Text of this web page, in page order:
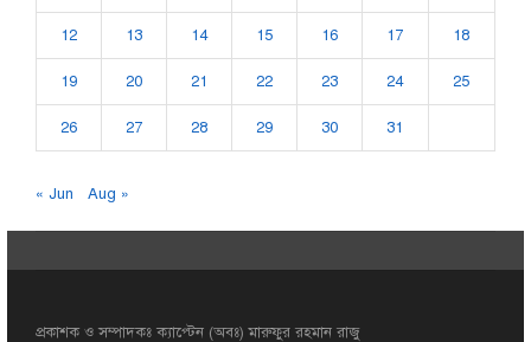
12 13 14 15 16 17 18
19 20 21 22 23 24 25
26 27 28 29 30 31
« Jun Aug »
প্রকাশক ও সম্পাদকঃ ক্যাপ্টেন (অবঃ) মারুফুর রহমান রাজু